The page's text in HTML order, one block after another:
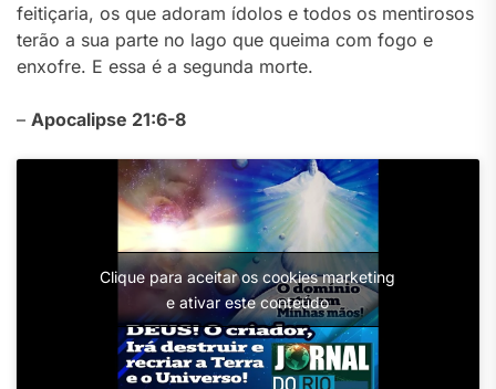
feitiçaria, os que adoram ídolos e todos os mentirosos
terão a sua parte no lago que queima com fogo e
enxofre. E essa é a segunda morte.
– Apocalipse 21:6-8
Clique para aceitar os cookies marketing
e ativar este conteúdo